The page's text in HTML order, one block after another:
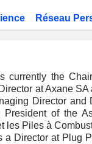
Réseau
currently the
at Axane
Director and
of the
les Piles à
a Director at Plug